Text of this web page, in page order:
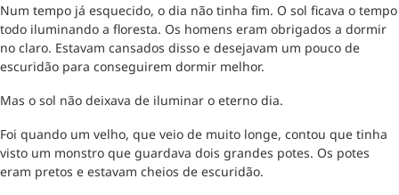
Num tempo já esquecido, o dia não tinha fim. O sol ficava o tempo
todo iluminando a floresta. Os homens eram obrigados a dormir
no claro. Estavam cansados disso e desejavam um pouco de
escuridão para conseguirem dormir melhor.
Mas o sol não deixava de iluminar o eterno dia.
Foi quando um velho, que veio de muito longe, contou que tinha
visto um monstro que guardava dois grandes potes. Os potes
eram pretos e estavam cheios de escuridão.